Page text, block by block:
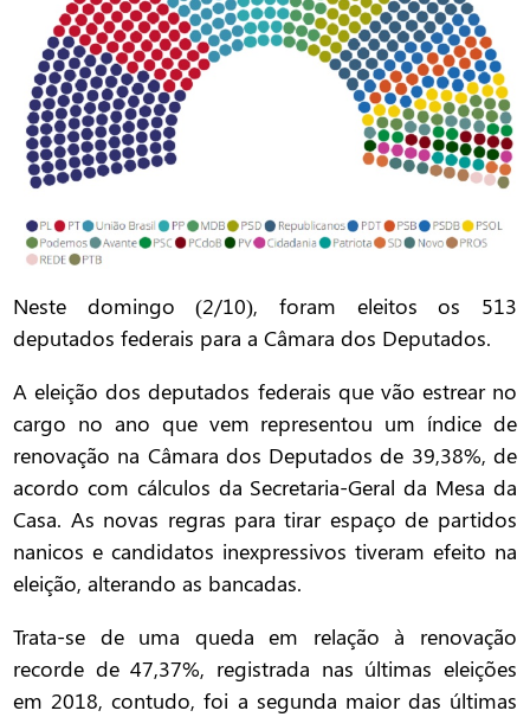
Neste domingo (2/10), foram eleitos os 513
deputados federais para a Câmara dos Deputados.
A eleição dos deputados federais que vão estrear no
cargo no ano que vem representou um índice de
renovação na Câmara dos Deputados de 39,38%, de
acordo com cálculos da Secretaria-Geral da Mesa da
Casa. As novas regras para tirar espaço de partidos
nanicos e candidatos inexpressivos tiveram efeito na
eleição, alterando as bancadas.
Trata-se de uma queda em relação à renovação
recorde de 47,37%, registrada nas últimas eleições
em 2018, contudo, foi a segunda maior das últimas